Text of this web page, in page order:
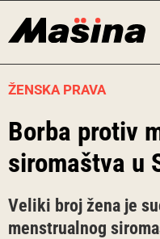
ŽENSKA PRAVA
Borba protiv
siromaštva u
Veliki broj žena je
menstrualnog